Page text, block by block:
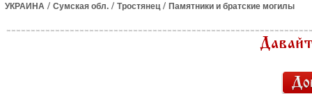
УКРАИНА / Сумская обл. / Тростянец/ Памятники и братские могилы